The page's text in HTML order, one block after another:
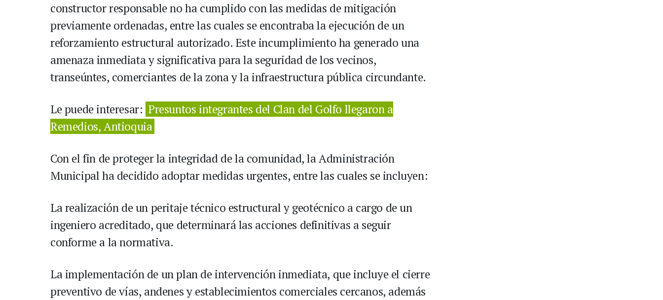
constructor responsable no ha cumplido con las medidas de mitigación
previamente ordenadas, entre las cuales se encontraba la ejecución de un
reforzamiento estructural autorizado. Este incumplimiento ha generado una
amenaza inmediata y significativa para la seguridad de los vecinos,
transeúntes, comerciantes de la zona y la infraestructura pública circundante.
Le puede interesar: Presuntos integrantes del Clan del Golfo llegaron a
Remedios, Antioquia
Con el fin de proteger la integridad de la comunidad, la Administración
Municipal ha decidido adoptar medidas urgentes, entre las cuales se incluyen:
La realización de un peritaje técnico estructural y geotécnico a cargo de un
ingeniero acreditado, que determinará las acciones definitivas a seguir
conforme a la normativa.
La implementación de un plan de intervención inmediata, que incluye el cierre
preventivo de vías, andenes y establecimientos comerciales cercanos, además